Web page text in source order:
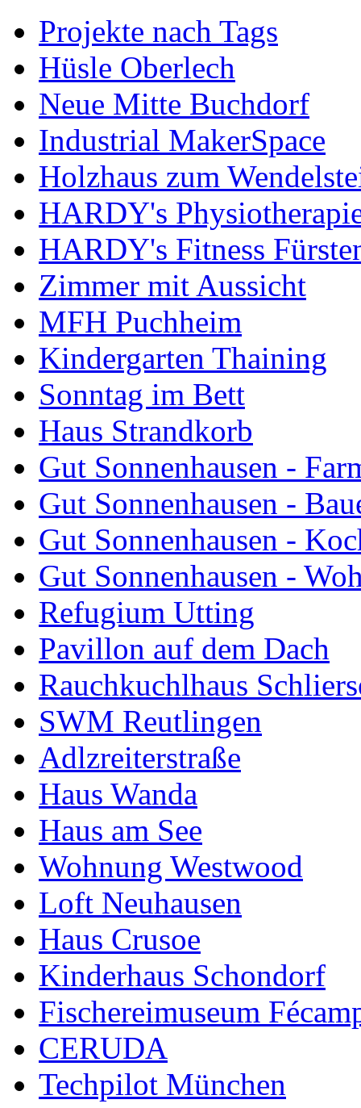
Projekte nach Tags
Hüsle Oberlech
Neue Mitte Buchdorf
Industrial MakerSpace
Holzhaus zum
HARDY's
HARDY's Fitness
Zimmer mit Aussicht
MFH Puchheim
Kindergarten Thaining
Sonntag im Bett
Haus Strandkorb
Gut Sonnenhausen -
Gut Sonnenhausen -
Gut Sonnenhausen -
Gut Sonnenhausen -
Refugium Utting
Pavillon auf dem Dach
Rauchkuchlhaus
SWM Reutlingen
Adlzreiterstraße
Haus Wanda
Haus am See
Wohnung Westwood
Loft Neuhausen
Haus Crusoe
Kinderhaus Schondorf
Fischereimuseum
CERUDA
Techpilot München